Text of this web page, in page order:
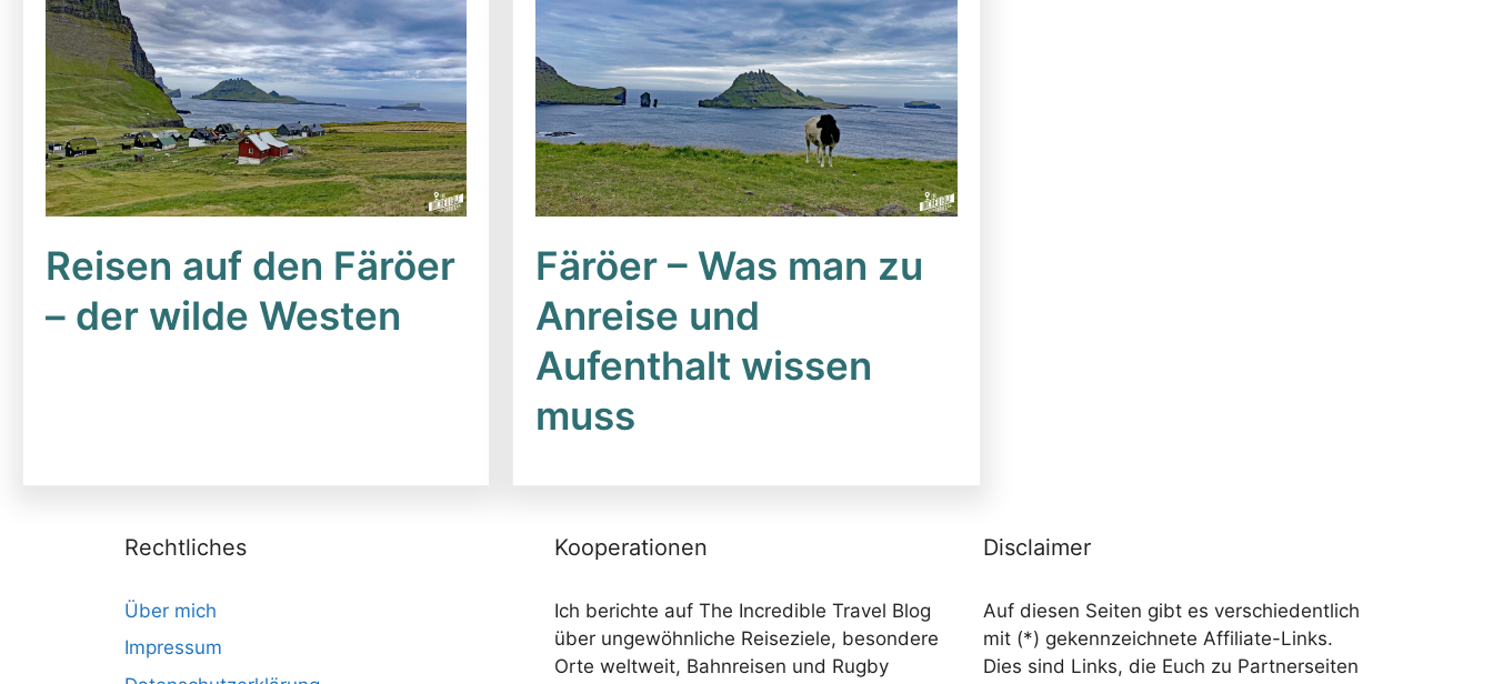
Reisen auf den Färöer
– der wilde Westen
Färöer – Was man zu
Anreise und
Aufenthalt wissen
muss
Rechtliches
Über mich
Impressum
Kooperationen
Ich berichte auf The Incredible Travel Blog
über ungewöhnliche Reiseziele, besondere
Orte weltweit, Bahnreisen und Rugby
Disclaimer
Auf diesen Seiten gibt es verschiedentlich
mit (*) gekennzeichnete Affiliate-Links.
Dies sind Links, die Euch zu Partnerseiten